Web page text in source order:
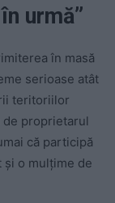
urmă”
în masă
serioase atât
teritoriilor
proprietarul
că participă
și o mulțime de